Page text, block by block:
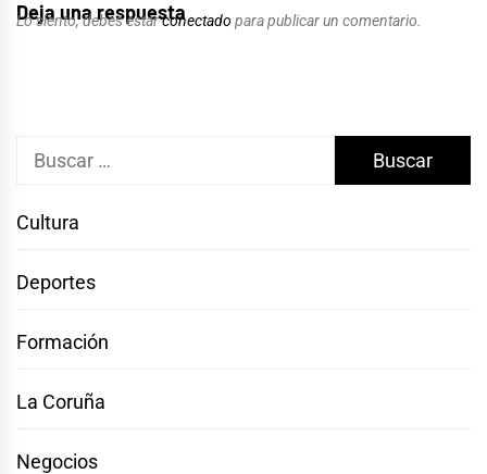
Deja una respuesta
Lo siento, debes estarconectado para publicar un comentario.
Buscar:
Cultura
Deportes
Formación
La Coruña
Negocios